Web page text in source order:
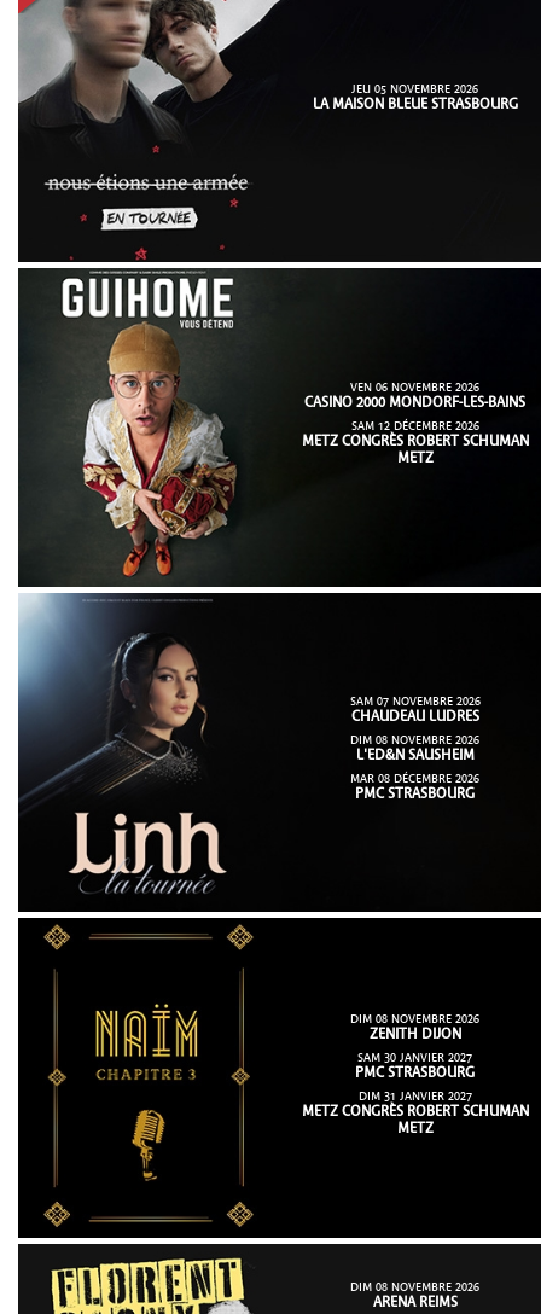
JEU 05 NOVEMBRE 2026
LA MAISON BLEUE STRASBOURG
VEN 06 NOVEMBRE 2026
CASINO 2000 MONDORF-LES-BAINS
SAM 12 DÉCEMBRE 2026
METZ CONGRÈS ROBERT SCHUMAN
METZ
SAM 07 NOVEMBRE 2026
CHAUDEAU LUDRES
DIM 08 NOVEMBRE 2026
L'ED&N SAUSHEIM
MAR 08 DÉCEMBRE 2026
PMC STRASBOURG
DIM 08 NOVEMBRE 2026
ZENITH DIJON
SAM 30 JANVIER 2027
PMC STRASBOURG
DIM 31 JANVIER 2027
METZ CONGRÈS ROBERT SCHUMAN
METZ
DIM 08 NOVEMBRE 2026
ARENA REIMS